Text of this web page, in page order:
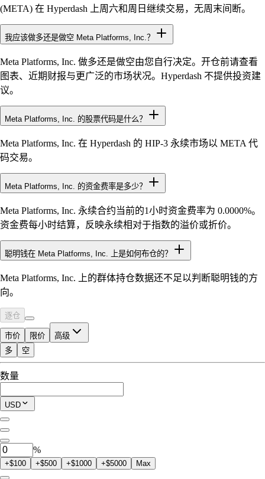
(META) 在 Hyperdash 上周六和周日继续交易，无周末间断。
我应该做多还是做空 Meta Platforms, Inc.？
Meta Platforms, Inc. 做多还是做空由您自行决定。开仓前请查看
图表、近期财报与更广泛的市场状况。Hyperdash 不提供投资建
议。
Meta Platforms, Inc. 的股票代码是什么？
Meta Platforms, Inc. 在 Hyperdash 的 HIP-3 永续市场以 META 代
码交易。
Meta Platforms, Inc. 的资金费率是多少？
Meta Platforms, Inc. 永续合约当前的1小时资金费率为 0.0000%。
资金费每小时结算，反映永续相对于指数的溢价或折价。
聪明钱在 Meta Platforms, Inc. 上是如何布仓的？
Meta Platforms, Inc. 上的群体持仓数据还不足以判断聪明钱的方
向。
逐仓
市价 限价 高级
可交易额度
$0.00
当前仓位
0 META
多 空
数量
USD
%
+$100 +$500 +$1000 +$5000 Max